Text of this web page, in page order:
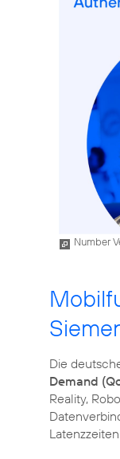
Number
Die
Demand
Reality,